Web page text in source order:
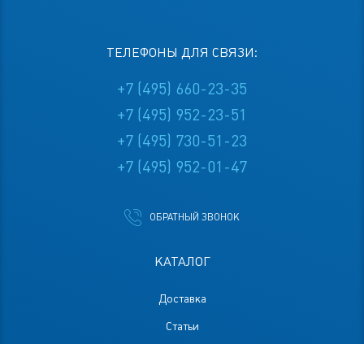
КАТАЛОГ
Доставка
Статьи
ТЕЛЕФОНЫ ДЛЯ СВЯЗИ:
+7 (495) 660-23-35
+7 (495) 952-23-51
+7 (495) 730-51-23
+7 (495) 952-01-47
ОБРАТНЫЙ ЗВОНОК